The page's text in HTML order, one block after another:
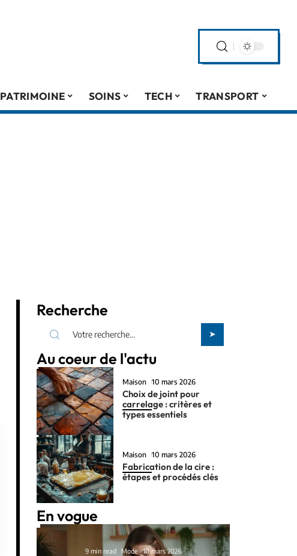
PATRIMOINE SOINS TECH TRANSPORT
Recherche
Au coeur de l'actu
Maison 10 mars 2026
Choix de joint pour
carrelage : critères et
types essentiels
Maison 10 mars 2026
Fabrication de la cire :
étapes et procédés clés
En vogue
9 min read Mode 10 mars 2026